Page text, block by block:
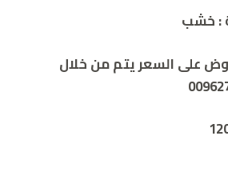
: خشب
على السعر يتم من خلال